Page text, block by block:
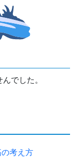
でした。
考え方